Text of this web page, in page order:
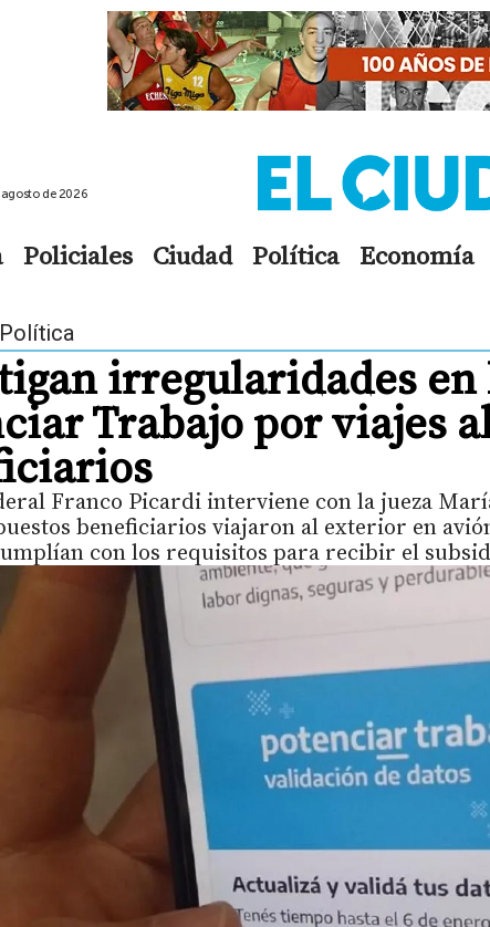
de 2026
Policiales Ciudad Política Economía
Política
irregularidades en
Trabajo por viajes
Franco Picardi interviene con la jueza
beneficiarios viajaron al exterior en
con los requisitos para recibir el